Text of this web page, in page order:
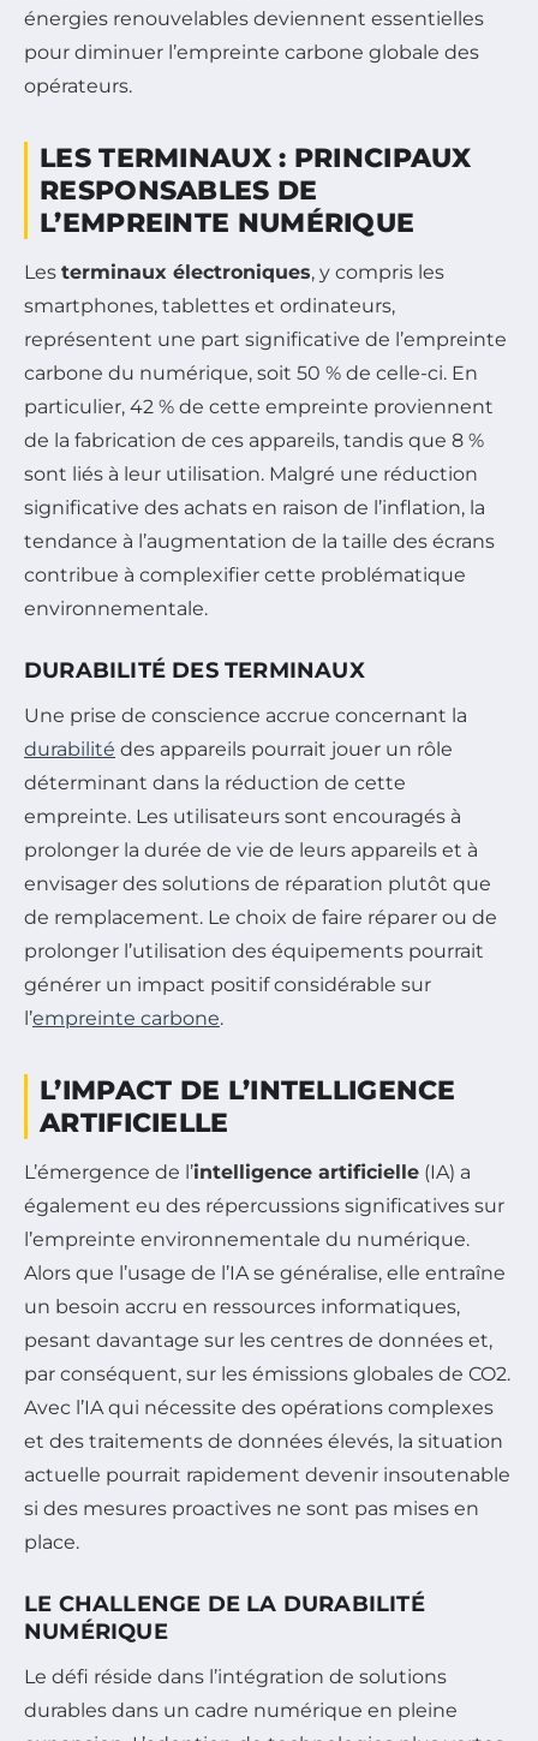
énergies renouvelables deviennent essentielles
pour diminuer l’empreinte carbone globale des
opérateurs.
LES TERMINAUX : PRINCIPAUX
RESPONSABLES DE
L’EMPREINTE NUMÉRIQUE
Les terminaux électroniques, y compris les
smartphones, tablettes et ordinateurs,
représentent une part significative de l’empreinte
carbone du numérique, soit 50 % de celle-ci. En
particulier, 42 % de cette empreinte proviennent
de la fabrication de ces appareils, tandis que 8 %
sont liés à leur utilisation. Malgré une réduction
significative des achats en raison de l’inflation, la
tendance à l’augmentation de la taille des écrans
contribue à complexifier cette problématique
environnementale.
DURABILITÉ DES TERMINAUX
Une prise de conscience accrue concernant la
durabilité des appareils pourrait jouer un rôle
déterminant dans la réduction de cette
empreinte. Les utilisateurs sont encouragés à
prolonger la durée de vie de leurs appareils et à
envisager des solutions de réparation plutôt que
de remplacement. Le choix de faire réparer ou de
prolonger l’utilisation des équipements pourrait
générer un impact positif considérable sur
l’empreinte carbone.
L’IMPACT DE L’INTELLIGENCE
ARTIFICIELLE
L’émergence de l’intelligence artificielle (IA) a
également eu des répercussions significatives sur
l’empreinte environnementale du numérique.
Alors que l’usage de l’IA se généralise, elle entraîne
un besoin accru en ressources informatiques,
pesant davantage sur les centres de données et,
par conséquent, sur les émissions globales de CO2.
Avec l’IA qui nécessite des opérations complexes
et des traitements de données élevés, la situation
actuelle pourrait rapidement devenir insoutenable
si des mesures proactives ne sont pas mises en
place.
LE CHALLENGE DE LA DURABILITÉ
NUMÉRIQUE
Le défi réside dans l’intégration de solutions
durables dans un cadre numérique en pleine